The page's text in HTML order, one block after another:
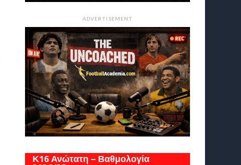
ADVERTISEMENT
Κ16 Ανώτατη – Βαθμολογία